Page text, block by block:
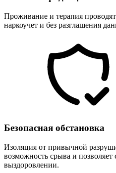
Проживание и терапия
наркоучет и без разглашения
Безопасная обстановка
Изоляция от привычной
возможность срыва и позволяет
выздоровлении.